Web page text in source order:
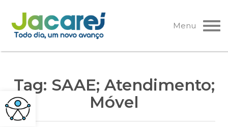
Pular
para
o
Menu
Tag: SAAE; Atendimento;
Móvel